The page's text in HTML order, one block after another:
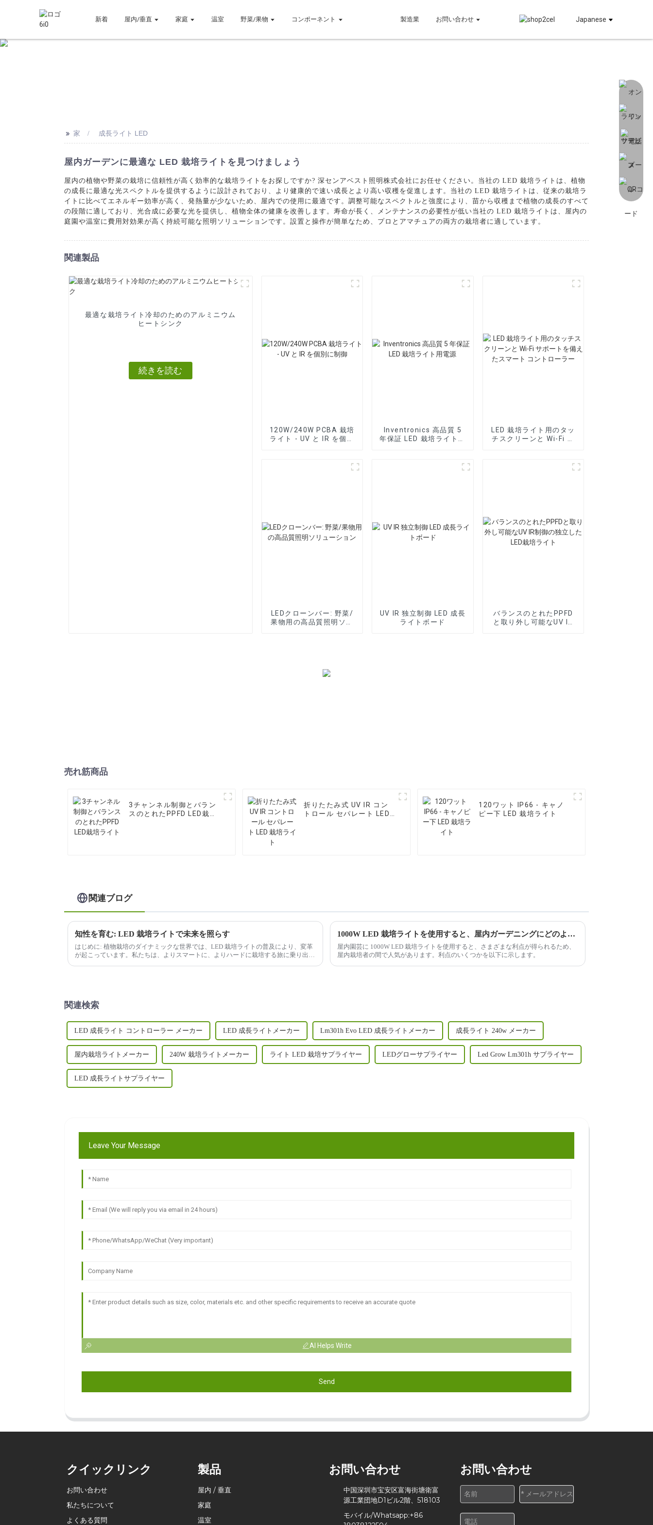
新着 屋内/垂直 家庭 温室 野菜/果物 コンポーネント 製造業 お問い合わせ Japanese
>> 家 成長ライト LED
屋内ガーデンに最適な LED 栽培ライトを見つけましょう
屋内の植物や野菜の栽培に信頼性が高く効率的な栽培ライトをお探しですか? 深センアベスト照明株式会社にお任せください。当社の LED 栽培ライトは、植物
の成長に最適な光スペクトルを提供するように設計されており、より健康的で速い成長とより高い収穫を促進します。当社の LED 栽培ライトは、従来の栽培ラ
イトに比べてエネルギー効率が高く、発熱量が少ないため、屋内での使用に最適です。調整可能なスペクトルと強度により、苗から収穫まで植物の成長のすべて
の段階に適しており、光合成に必要な光を提供し、植物全体の健康を改善します。寿命が長く、メンテナンスの必要性が低い当社の LED 栽培ライトは、屋内の
庭園や温室に費用対効果が高く持続可能な照明ソリューションです。設置と操作が簡単なため、プロとアマチュアの両方の栽培者に適しています。
関連製品
最適な栽培ライト冷却のためのアルミニウム
ヒートシンク
続きを読む
120W/240W PCBA 栽培
ライト - UV と IR を個別
Inventronics 高品質 5
年保証 LED 栽培ライト用
LED 栽培ライト用のタッ
チスクリーンと Wi-Fi サ
LEDクローンバー: 野菜/
果物用の高品質照明ソリ
UV IR 独立制御 LED 成長
ライトボード
バランスのとれたPPFD
と取り外し可能なUV IR
売れ筋商品
3チャンネル制御とバラン
スのとれたPPFD LED栽培
折りたたみ式 UV IR コン
トロール セパレート LED
120ワット IP66 - キャノ
ピー下 LED 栽培ライト
関連ブログ
知性を育む: LED 栽培ライトで未来を照らす
はじめに: 植物栽培のダイナミックな世界では、LED 栽培ライトの普及により、変革
が起こっています。私たちは、よりスマートに、よりハードに栽培する旅に乗り出し
1000W LED 栽培ライトを使用すると、屋内ガーデニングにどのような利点がありますか?
屋内園芸に 1000W LED 栽培ライトを使用すると、さまざまな利点が得られるため、
屋内栽培者の間で人気があります。利点のいくつかを以下に示します。
関連検索
LED 成長ライト コントローラー メーカー LED 成長ライトメーカー Lm301h Evo LED 成長ライトメーカー 成長ライト 240w メーカー
屋内栽培ライトメーカー 240W 栽培ライトメーカー ライト LED 栽培サプライヤー LEDグローサプライヤー Led Grow Lm301h サプライヤー
LED 成長ライトサプライヤー
Leave Your Message
AI Helps Write
Send
クイックリンク
お問い合わせ
私たちについて
よくある質問
製品
屋内 / 垂直
家庭
温室
お問い合わせ
中国深圳市宝安区富海街塘衛富
源工業団地D1ビル2階、518103
モバイル/Whatsapp:+86
お問い合わせ